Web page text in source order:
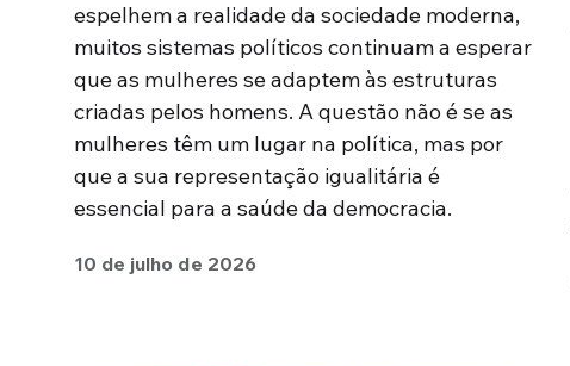
espelhem a realidade da sociedade moderna,
muitos sistemas políticos continuam a esperar
que as mulheres se adaptem às estruturas
criadas pelos homens. A questão não é se as
mulheres têm um lugar na política, mas por
que a sua representação igualitária é
essencial para a saúde da democracia.
10 de julho de 2026